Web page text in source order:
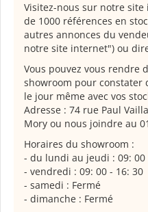
Visitez-nous sur notre
de 1000 références en
autres annonces du
notre site internet") ou
Vous pouvez vous rendre
showroom pour
le jour même avec vos
Adresse : 74 rue Paul
Mory ou nous joindre au
Horaires du showroom :
- du lundi au jeudi : 09: 00
- vendredi : 09: 00 - 16: 30
- samedi : Fermé
- dimanche : Fermé